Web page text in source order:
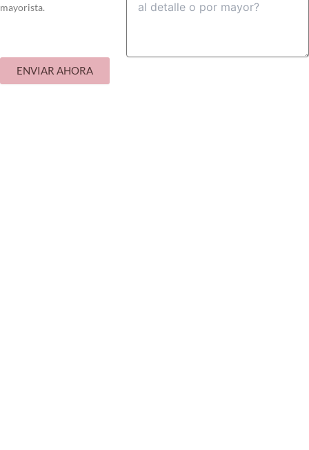
mayorista.
ENVIAR AHORA